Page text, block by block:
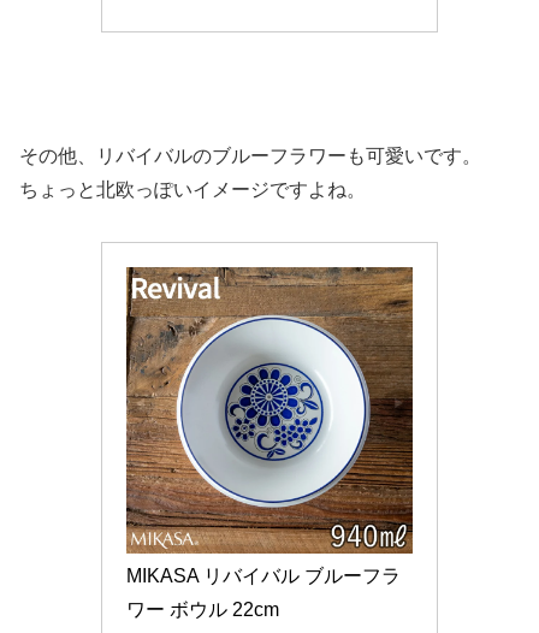
その他、リバイバルのブルーフラワーも可愛いです。
ちょっと北欧っぽいイメージですよね。
MIKASA リバイバル ブルーフラ
ワー ボウル 22cm